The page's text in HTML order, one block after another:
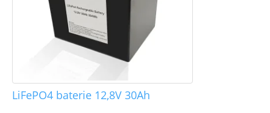
LiFePO4 baterie 12,8V 30Ah